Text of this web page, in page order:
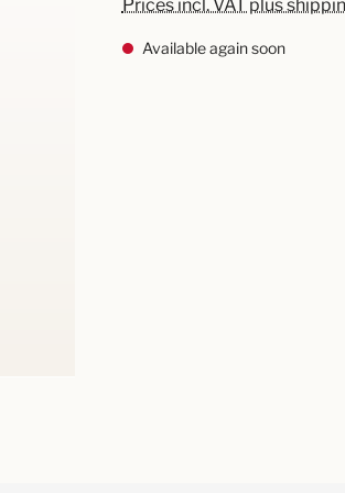
Prices incl. VAT plus
Available again soon